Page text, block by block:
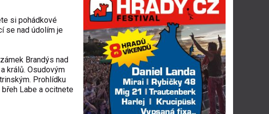
si pohádkové
se nad údolím je
Brandýs nad
králů. Osudovým
Prohlídku
Labe a ocitnete